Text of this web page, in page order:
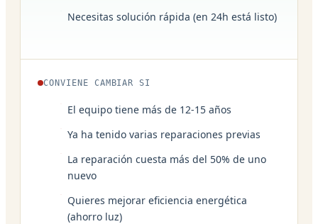
Necesitas solución rápida (en 24h está listo)
CONVIENE CAMBIAR SI
El equipo tiene más de 12-15 años
Ya ha tenido varias reparaciones previas
La reparación cuesta más del 50% de uno
nuevo
Quieres mejorar eficiencia energética
(ahorro luz)